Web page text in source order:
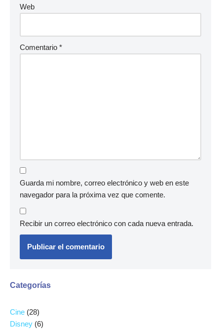
Web
Comentario *
Guarda mi nombre, correo electrónico y web en este
navegador para la próxima vez que comente.
Recibir un correo electrónico con cada nueva entrada.
Categorías
Cine (28)
Disney (6)